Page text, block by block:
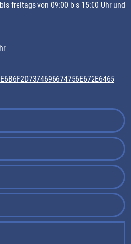
freitags von 09:00 bis 15:00 Uhr und